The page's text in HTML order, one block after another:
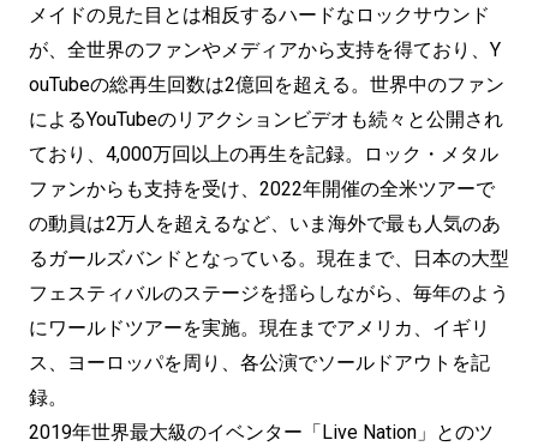
メイドの見た目とは相反するハードなロックサウンド
が、全世界のファンやメディアから支持を得ており、Y
ouTubeの総再生回数は2億回を超える。世界中のファン
によるYouTubeのリアクションビデオも続々と公開され
ており、4,000万回以上の再生を記録。ロック・メタル
ファンからも支持を受け、2022年開催の全米ツアーで
の動員は2万人を超えるなど、いま海外で最も人気のあ
るガールズバンドとなっている。現在まで、日本の大型
フェスティバルのステージを揺らしながら、毎年のよう
にワールドツアーを実施。現在までアメリカ、イギリ
ス、ヨーロッパを周り、各公演でソールドアウトを記
録。
2019年世界最大級のイベンター「Live Nation」とのツ